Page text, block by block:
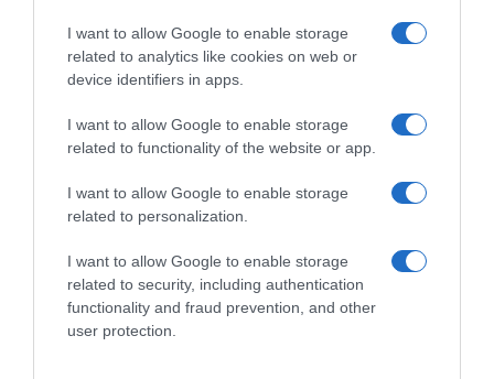
I want to allow Google to enable storage
related to analytics like cookies on web or
device identifiers in apps.
I want to allow Google to enable storage
related to functionality of the website or app.
I want to allow Google to enable storage
related to personalization.
I want to allow Google to enable storage
related to security, including authentication
functionality and fraud prevention, and other
user protection.